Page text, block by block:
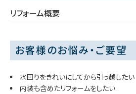
リフォーム概要
お客様のお悩み・ご要望
水回りをきれいにしてから引っ越したい
内装も含めたリフォームをしたい